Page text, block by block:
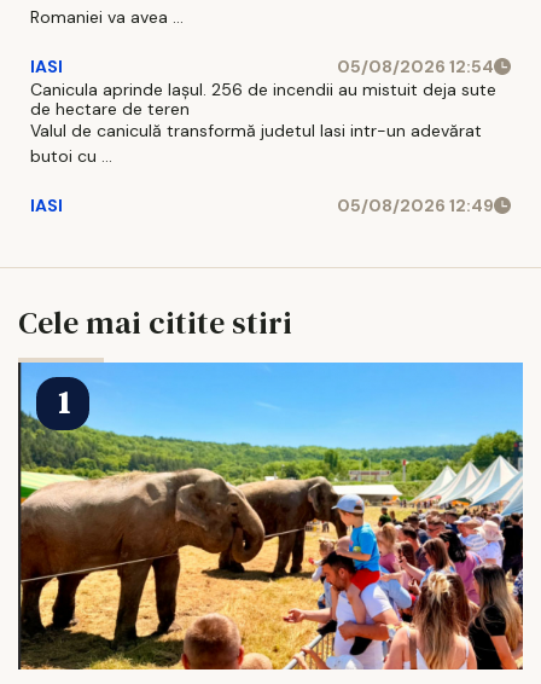
Romaniei va avea ...
IASI
05/08/2026 12:54
Canicula aprinde Iașul. 256 de incendii au mistuit deja sute
de hectare de teren
Valul de caniculă transformă judetul Iasi intr-un adevărat
butoi cu ...
IASI 05/08/2026 12:49
Cele mai citite stiri